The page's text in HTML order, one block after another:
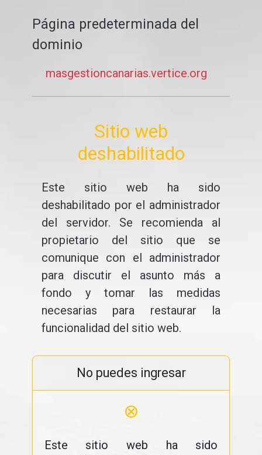
Página predeterminada del
dominio
masgestioncanarias.vertice.org
Sitio web
deshabilitado
Este sitio web ha sido
deshabilitado por el administrador
del servidor. Se recomienda al
propietario del sitio que se
comunique con el administrador
para discutir el asunto más a
fondo y tomar las medidas
necesarias para restaurar la
funcionalidad del sitio web.
No puedes ingresar
⊗
Este sitio web ha sido